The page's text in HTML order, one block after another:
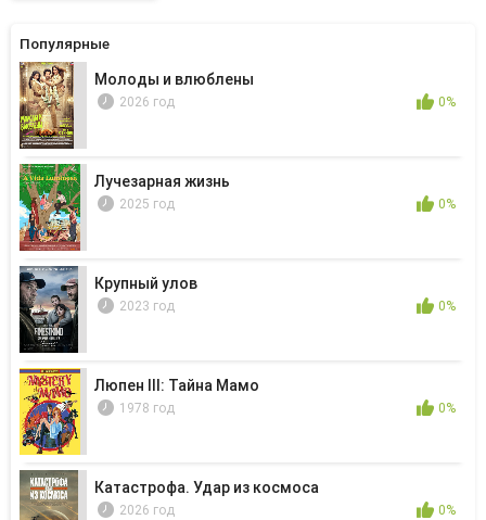
Популярные
Молоды и влюблены
2026 год 0%
Лучезарная жизнь
2025 год 0%
Крупный улов
2023 год 0%
Люпен III: Тайна Мамо
1978 год 0%
Катастрофа. Удар из космоса
2026 год 0%